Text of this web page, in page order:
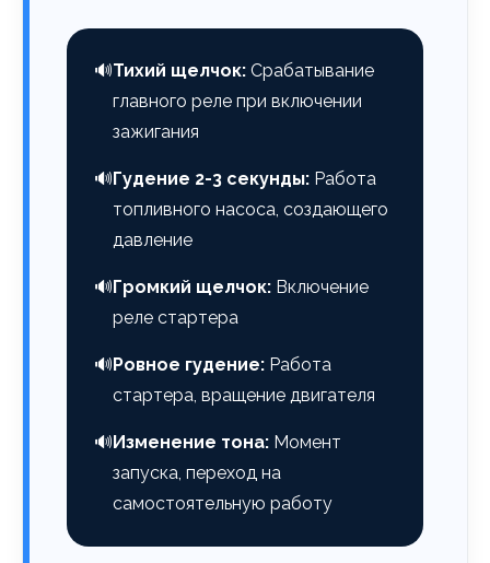
🔊Тихий щелчок: Срабатывание
главного реле при включении
зажигания
🔊Гудение 2-3 секунды: Работа
топливного насоса, создающего
давление
🔊Громкий щелчок: Включение
реле стартера
🔊Ровное гудение: Работа
стартера, вращение двигателя
🔊Изменение тона: Момент
запуска, переход на
самостоятельную работу